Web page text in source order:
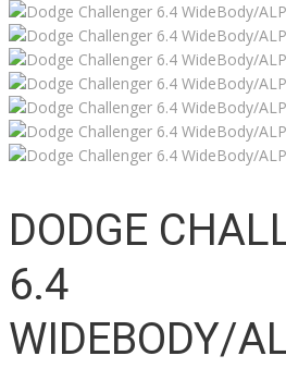
DODGE
6.4
WIDEBODY/